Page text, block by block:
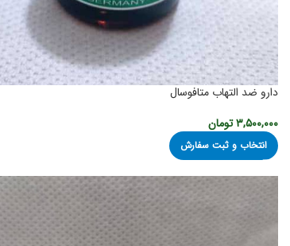
دارو ضد التهاب متافوسال
۳,۵۰۰,۰۰۰تومان
انتخاب و ثبت سفارش